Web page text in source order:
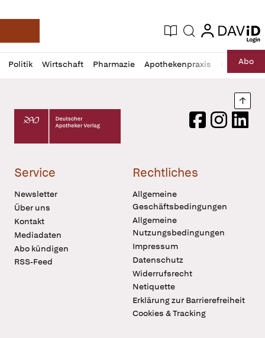
Deutsche Apotheker Zeitung
Aktuelle Ausgabe
Suche login
login
Politik Wirtschaft Pharmazie Apothekenpraxis RechtAbo
Profil
öffnen
Daz
Pur
Deutscher Apotheker Verlag Logo
FacebookInstagram
Service
Newsletter
Über uns
Kontakt
Mediadaten
Abo kündigen
RSS-Feed
Rechtliches
Allgemeine
Geschäftsbedingungen
Allgemeine
Nutzungsbedingungen
Impressum
Datenschutz
Widerrufsrecht
Netiquette
Erklärung zur Barrierefreiheit
Cookies & Tracking